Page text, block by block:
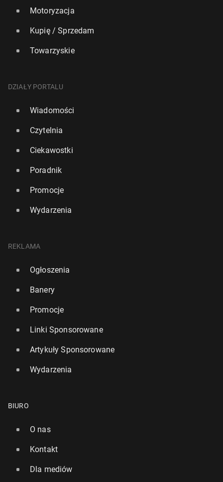
Motoryzacja
Kupię / Sprzedam
Towarzyskie
DZIAŁY PORTALU
Wiadomości
Czytelnia
Ciekawostki
Poradnik
Promocje
Wydarzenia
REKLAMA
Ogłoszenia
Banery
Promocje
Linki Sponsorowane
Artykuły Sponsorowane
Wydarzenia
BIURO
O nas
Kontakt
Dla mediów